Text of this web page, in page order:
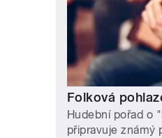
Folková
Hudební pořad o
připravuje známý